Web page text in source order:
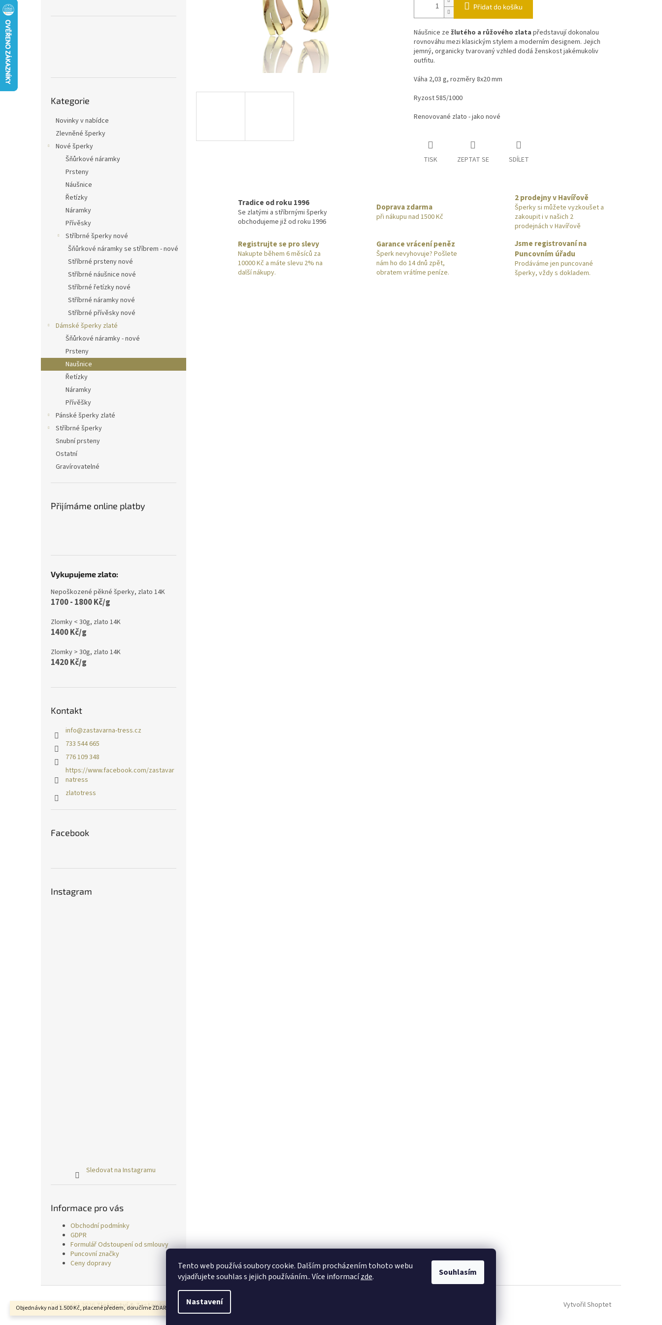
Tento web používá soubory cookie. Dalším procházením tohoto webu
vyjadřujete souhlas s jejich používáním.. Více informacízde.
Nastavení
Souhlasím
Objednávky nad 1.500 Kč, placené předem, doručíme ZDARMA.
kategorie
Kategorie
Novinky v nabídce
Zlevněné šperky
Nové šperky
Šňůrkové náramky
Prsteny
Náušnice
Řetízky
Náramky
Přívěsky
Stříbrné šperky nové
Šňůrkové náramky se stříbrem - nové
Stříbrné prsteny nové
Stříbrné náušnice nové
Stříbrné řetízky nové
Stříbrné náramky nové
Stříbrné přívěsky nové
Dámské šperky zlaté
Šňůrkové náramky - nové
Prsteny
Naušnice
Řetízky
Náramky
Přívěšky
Pánské šperky zlaté
Stříbrné šperky
Snubní prsteny
Ostatní
Gravírovatelné
Přijímáme online platby
Vykupujeme zlato:
Nepoškozené pěkné šperky, zlato 14K
1700 - 1800 Kč/g
Zlomky < 30g, zlato 14K
1400 Kč/g
Zlomky > 30g, zlato 14K
1420 Kč/g
Kontakt
info@zastavarna-tress.cz
733 544 665
776 109 348
https://www.facebook.com/zastavar
natress
zlatotress
Facebook
Instagram
Sledovat na Instagramu
Informace pro vás
Obchodní podmínky
GDPR
Formulář Odstoupení od smlouvy
Puncovní značky
Ceny dopravy
Přidat do košíku
Náušnice ze žlutého a růžového zlata představují dokonalou
rovnováhu mezi klasickým stylem a moderním designem. Jejich
jemný, organicky tvarovaný vzhled dodá ženskost jakémukoliv
outfitu.
Váha 2,03 g, rozměry 8x20 mm
Ryzost 585/1000
Renovované zlato - jako nové
TISK ZEPTAT SE SDÍLET
Tradice od roku 1996
Se zlatými a stříbrnými šperky
obchodujeme již od roku 1996
Doprava zdarma
při nákupu nad 1500 Kč
2 prodejny v Havířově
Šperky si můžete vyzkoušet a
zakoupit i v našich 2
prodejnách v Havířově
Registrujte se pro slevy
Nakupte během 6 měsíců za
10000 Kč a máte slevu 2% na
další nákupy.
Garance vrácení peněz
Šperk nevyhovuje? Pošlete
nám ho do 14 dnů zpět,
obratem vrátíme peníze.
Jsme registrovaní na
Puncovním úřadu
Prodáváme jen puncované
šperky, vždy s dokladem.
Vytvořil Shoptet
Copyright 2026Zlatnictví & Zastavárna TRESS. Všechna práva vyhrazena.